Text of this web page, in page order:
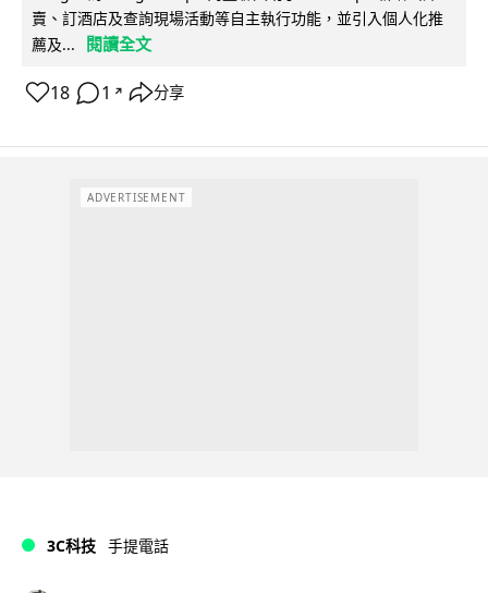
賣、訂酒店及查詢現場活動等自主執行功能，並引入個人化推
薦及...
閱讀全文
18 1 ↗ 分享
ADVERTISEMENT
3C科技 手提電話